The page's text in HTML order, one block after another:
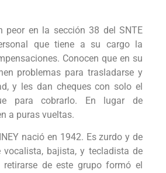
peor en la sección 38 del SNTE
que tiene a su cargo la
Conocen que en su
problemas para trasladarse y
y les dan cheques con solo el
para cobrarlo. En lugar de
a puras vueltas.
nació en 1942. Es zurdo y de
vocalista, bajista, y tecladista de
retirarse de este grupo formó el